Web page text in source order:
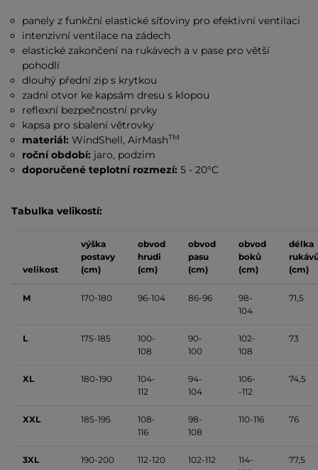
panely z funkční elastické síťoviny pro efektivní ventilaci
intenzivní ventilace na zádech
elastické zakončení na rukávech a v pase pro větší
pohodlí
dlouhý přední zip s krytkou
zadní otvor ke kapsám dresu s klopou
reflexní bezpečnostní prvky
kapsa pro sbalení větrovky
materiál: WindShell, AirMashTM
roční období: jaro, podzim
doporučené teplotní rozmezí:5 - 20°C
Tabulka velikostí:
velikost
výška
postavy
(cm)
obvod
hrudi
(cm)
obvod
pasu
(cm)
obvod
boků
(cm)
délka
(cm)
M 170-180 96-104 86-96
98-
104
71,5
L 175-185
100-
108
90-
100
102-
108
73
XL 180-190
104-
112
94-
104
106-
-112
74,5
XXL 185-195
108-
116
98-
108
110-116 76
3XL 190-200 112-120 102-112
114-
77,5